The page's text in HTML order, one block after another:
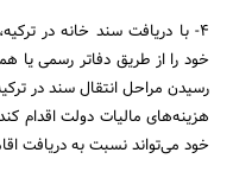
۴- با دریافت سند خانه در
خود را از طریق دفاتر رسمی یا
رسیدن مراحل انتقال سند در
هزینه‌های مالیات دولت اقدام
خود می‌تواند نسبت به دریافت